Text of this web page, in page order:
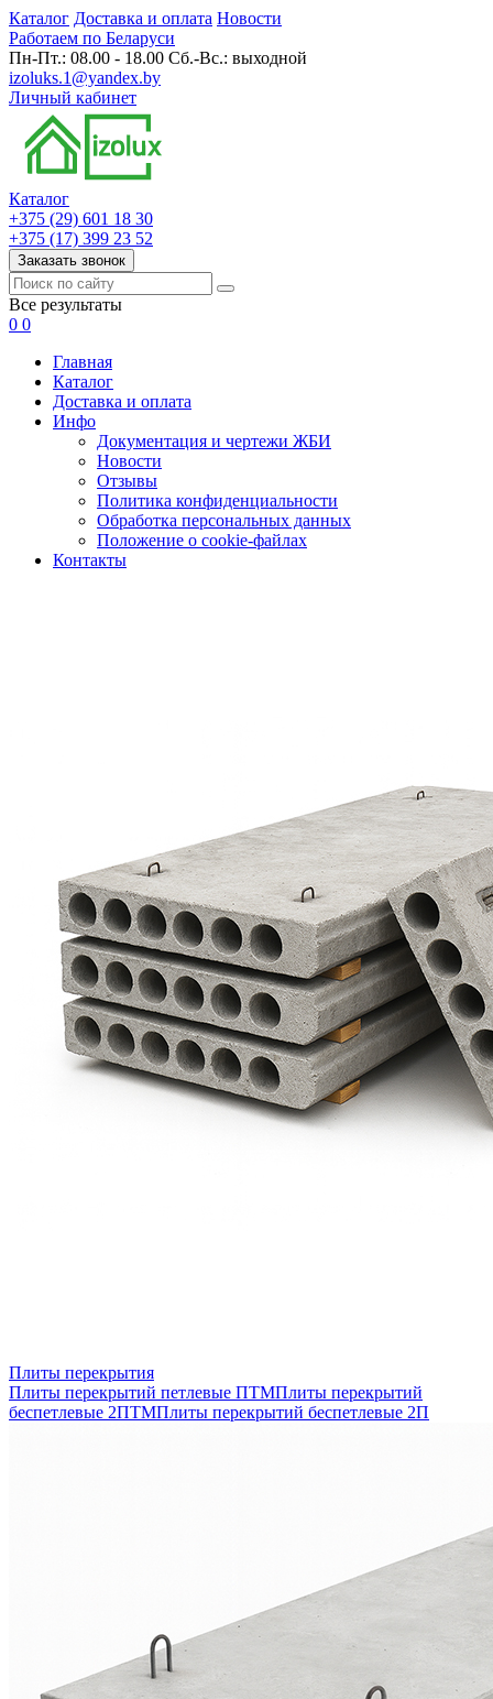
Каталог Доставка и оплата Новости
Работаем по Беларуси
Пн-Пт.: 08.00 - 18.00 Сб.-Вс.: выходной
izoluks.1@yandex.by
Личный кабинет
Каталог
+375 (29) 601 18 30
+375 (17) 399 23 52
Заказать звонок
Все результаты
0 0
Главная
Каталог
Доставка и оплата
Инфо
Документация и чертежи ЖБИ
Новости
Отзывы
Политика конфиденциальности
Обработка персональных данных
Положение о cookie-файлах
Контакты
Плиты перекрытия
Плиты перекрытий петлевые ПТМПлиты перекрытий
беспетлевые 2ПТМПлиты перекрытий беспетлевые 2П